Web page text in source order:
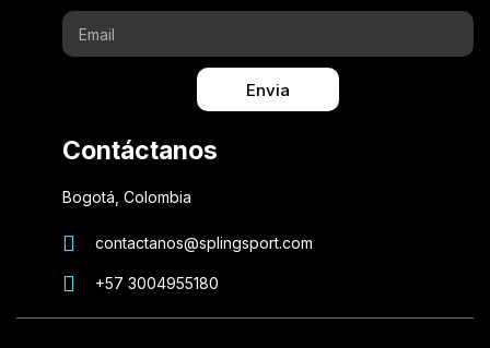
Envia
Contáctanos
Bogotá, Colombia
contactanos@splingsport.com
+57 3004955180